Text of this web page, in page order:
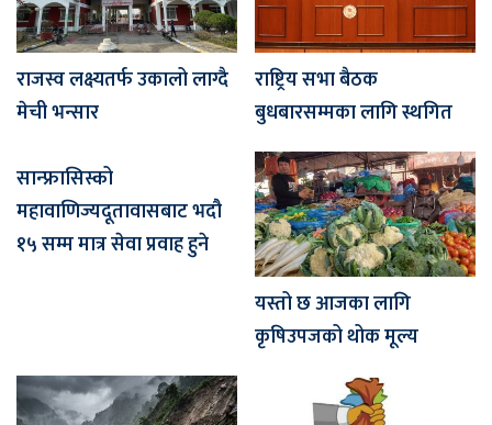
राजस्व लक्ष्यतर्फ उकालो लाग्दै
मेची भन्सार
राष्ट्रिय सभा बैठक
बुधबारसम्मका लागि स्थगित
सान्फ्रासिस्को
महावाणिज्यदूतावासबाट भदौ
१५ सम्म मात्र सेवा प्रवाह हुने
यस्तो छ आजका लागि
कृषिउपजको थोक मूल्य